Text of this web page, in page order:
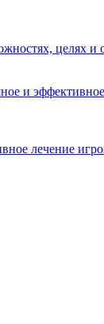
целях
и
лечение